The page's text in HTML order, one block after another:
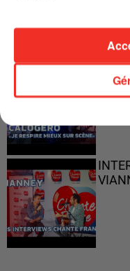
"JE